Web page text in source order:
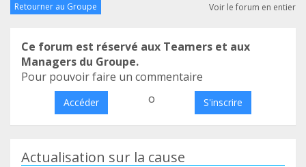
Retourner au Groupe Voir le forum en entier
Ce forum est réservé aux Teamers et aux
Managers du Groupe.
Pour pouvoir faire un commentaire
Accéder o S'inscrire
Actualisation sur la cause